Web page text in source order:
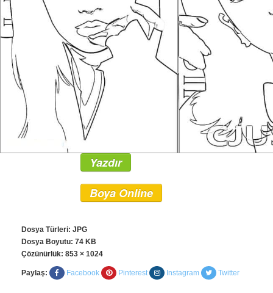
Yazdır
Boya Online
Dosya Türleri: JPG
Dosya Boyutu: 74 KB
Çözünürlük: 853 × 1024
Paylaş: Facebook Pinterest Instagram Twitter